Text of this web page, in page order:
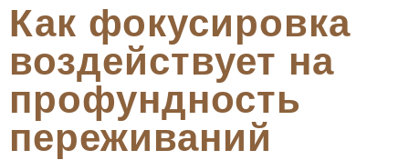
Как фокусировка
воздействует на
профундность
переживаний